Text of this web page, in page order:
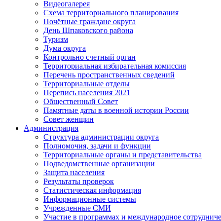
Видеогалерея
Схема территориального планирования
Почётные граждане округа
День Шпаковского района
Туризм
Дума округа
Контрольно счетный орган
Территориальная избирательная комиссия
Перечень пространственных сведений
Территориальные отделы
Перепись населения 2021
Общественный Совет
Памятные даты в военной истории России
Совет женщин
Администрация
Структура администрации округа
Полномочия, задачи и функции
Территориальные органы и представительства
Подведомственные организации
Защита населения
Результаты проверок
Статистическая информация
Информационные системы
Учрежденные СМИ
Участие в программах и международное